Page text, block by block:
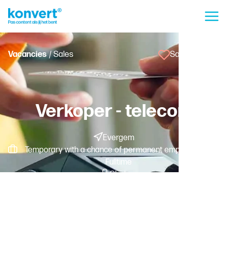
Vacancies/ Sales Save vacancy
Verkoper - telecom
Evergem
Temporary with a chance of permanent employment -
Fulltime
Clerk